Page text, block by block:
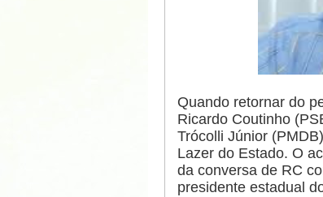
Quando retornar do
Ricardo Coutinho
Trócolli Júnior
Lazer do Estado. O
da conversa de RC
presidente estadual